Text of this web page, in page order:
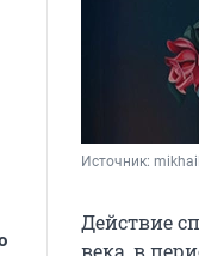
Источник:
Действие
века, в